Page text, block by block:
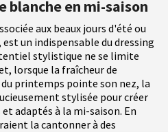
blanche en mi-saison
aux beaux jours d'été ou
un indispensable du dressing
stylistique ne se limite
lorsque la fraîcheur de
printemps pointe son nez, la
stylisée pour créer
adaptés à la mi-saison. En
la cantonner à des